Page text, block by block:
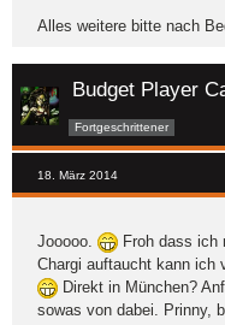
Alles weitere bitte nach
Budget Player
Fortgeschrittener
18. März 2014
Jooooo.
Froh dass ich
Chargi auftaucht kann ich
Direkt in München?
sowas von dabei. Prinny,